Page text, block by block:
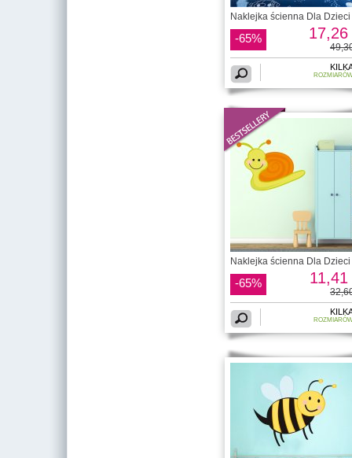
Naklejka ścienna Dla Dzieci
-65% 17,26
Naklejka ścienna Dla Dzieci
-65% 11,41